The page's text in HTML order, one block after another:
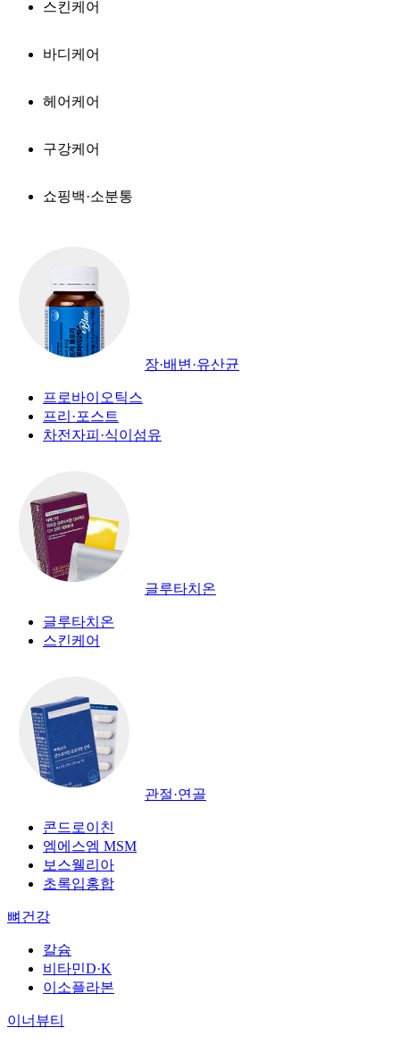
스킨케어
바디케어
헤어케어
구강케어
쇼핑백·소분통
장·배변·유산균
프로바이오틱스
프리·포스트
차전자피·식이섬유
글루타치온
글루타치온
스킨케어
관절·연골
콘드로이친
엠에스엠 MSM
보스웰리아
초록입홍합
뼈건강
칼슘
비타민D·K
이소플라본
이너뷰티